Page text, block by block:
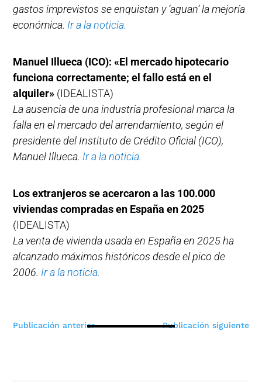
gastos imprevistos se enquistan y ‘aguan’ la mejoría
económica. Ir a la noticia.
Manuel Illueca (ICO): «El mercado hipotecario
funciona correctamente; el fallo está en el
alquiler» (IDEALISTA)
La ausencia de una industria profesional marca la
falla en el mercado del arrendamiento, según el
presidente del Instituto de Crédito Oficial (ICO),
Manuel Illueca. Ir a la noticia.
Los extranjeros se acercaron a las 100.000
viviendas compradas en España en 2025
(IDEALISTA)
La venta de vivienda usada en España en 2025 ha
alcanzado máximos históricos desde el pico de
2006. Ir a la noticia.
Navegación
Publicación anterior Publicación siguiente